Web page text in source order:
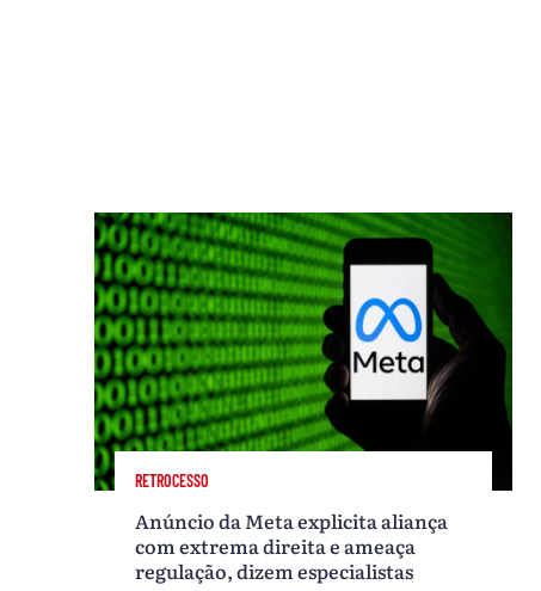
RETROCESSO
Anúncio da Meta explicita aliança
com extrema direita e ameaça
regulação, dizem especialistas